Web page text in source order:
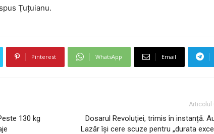
Ţuţuianu.
Pinterest WhatsApp Email
130 kg
Articolul
Dosarul Revoluției, trimis în instanță.
Lazăr își cere scuze pentru „durata